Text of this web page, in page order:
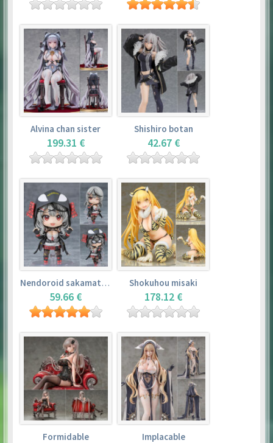
Alvina chan sister
199.31 €
Shishiro botan
42.67 €
Nendoroid sakamata chloe
59.66 €
Shokuhou misaki
178.12 €
Formidable Implacable